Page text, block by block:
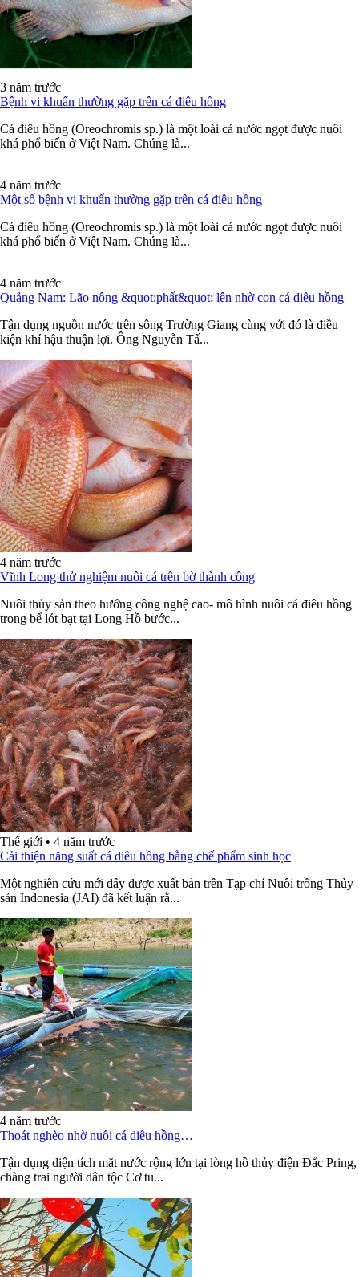
3 năm trước
Bệnh vi khuẩn thường gặp trên cá điêu hồng
Cá điêu hồng (Oreochromis sp.) là một loài cá nước ngọt được nuôi
khá phổ biến ở Việt Nam. Chúng là...
4 năm trước
Một số bệnh vi khuẩn thường gặp trên cá điêu hồng
Cá điêu hồng (Oreochromis sp.) là một loài cá nước ngọt được nuôi
khá phổ biến ở Việt Nam. Chúng là...
4 năm trước
Quảng Nam: Lão nông &quot;phất&quot; lên nhờ con cá diêu hồng
Tận dụng nguồn nước trên sông Trường Giang cùng với đó là điều
kiện khí hậu thuận lợi. Ông Nguyễn Tấ...
4 năm trước
Vĩnh Long thử nghiệm nuôi cá trên bờ thành công
Nuôi thủy sản theo hướng công nghệ cao- mô hình nuôi cá điêu hồng
trong bể lót bạt tại Long Hồ bước...
Thế giới • 4 năm trước
Cải thiện năng suất cá diêu hồng bằng chế phẩm sinh học
Một nghiên cứu mới đây được xuất bản trên Tạp chí Nuôi trồng Thủy
sản Indonesia (JAI) đã kết luận rằ...
4 năm trước
Thoát nghèo nhờ nuôi cá diêu hồng…
Tận dụng diện tích mặt nước rộng lớn tại lòng hồ thủy điện Đắc Pring,
chàng trai người dân tộc Cơ tu...